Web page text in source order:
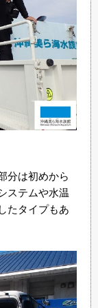
分は初めから
ステムや水温
たタイプもあ